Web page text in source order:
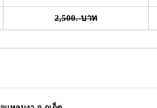
2,500.-บาท